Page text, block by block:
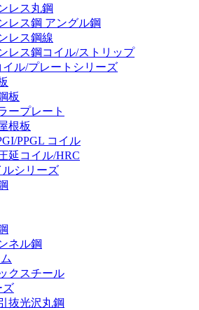
レス丸鋼
レス鋼 アングル鋼
レス鋼線
レス鋼コイル/ストリップ
イル/プレートシリーズ
板
ープレート
根板
PPGL コイル
延コイル/HRC
ルシリーズ
ネル鋼
クスチール
ズ
抜光沢丸鋼